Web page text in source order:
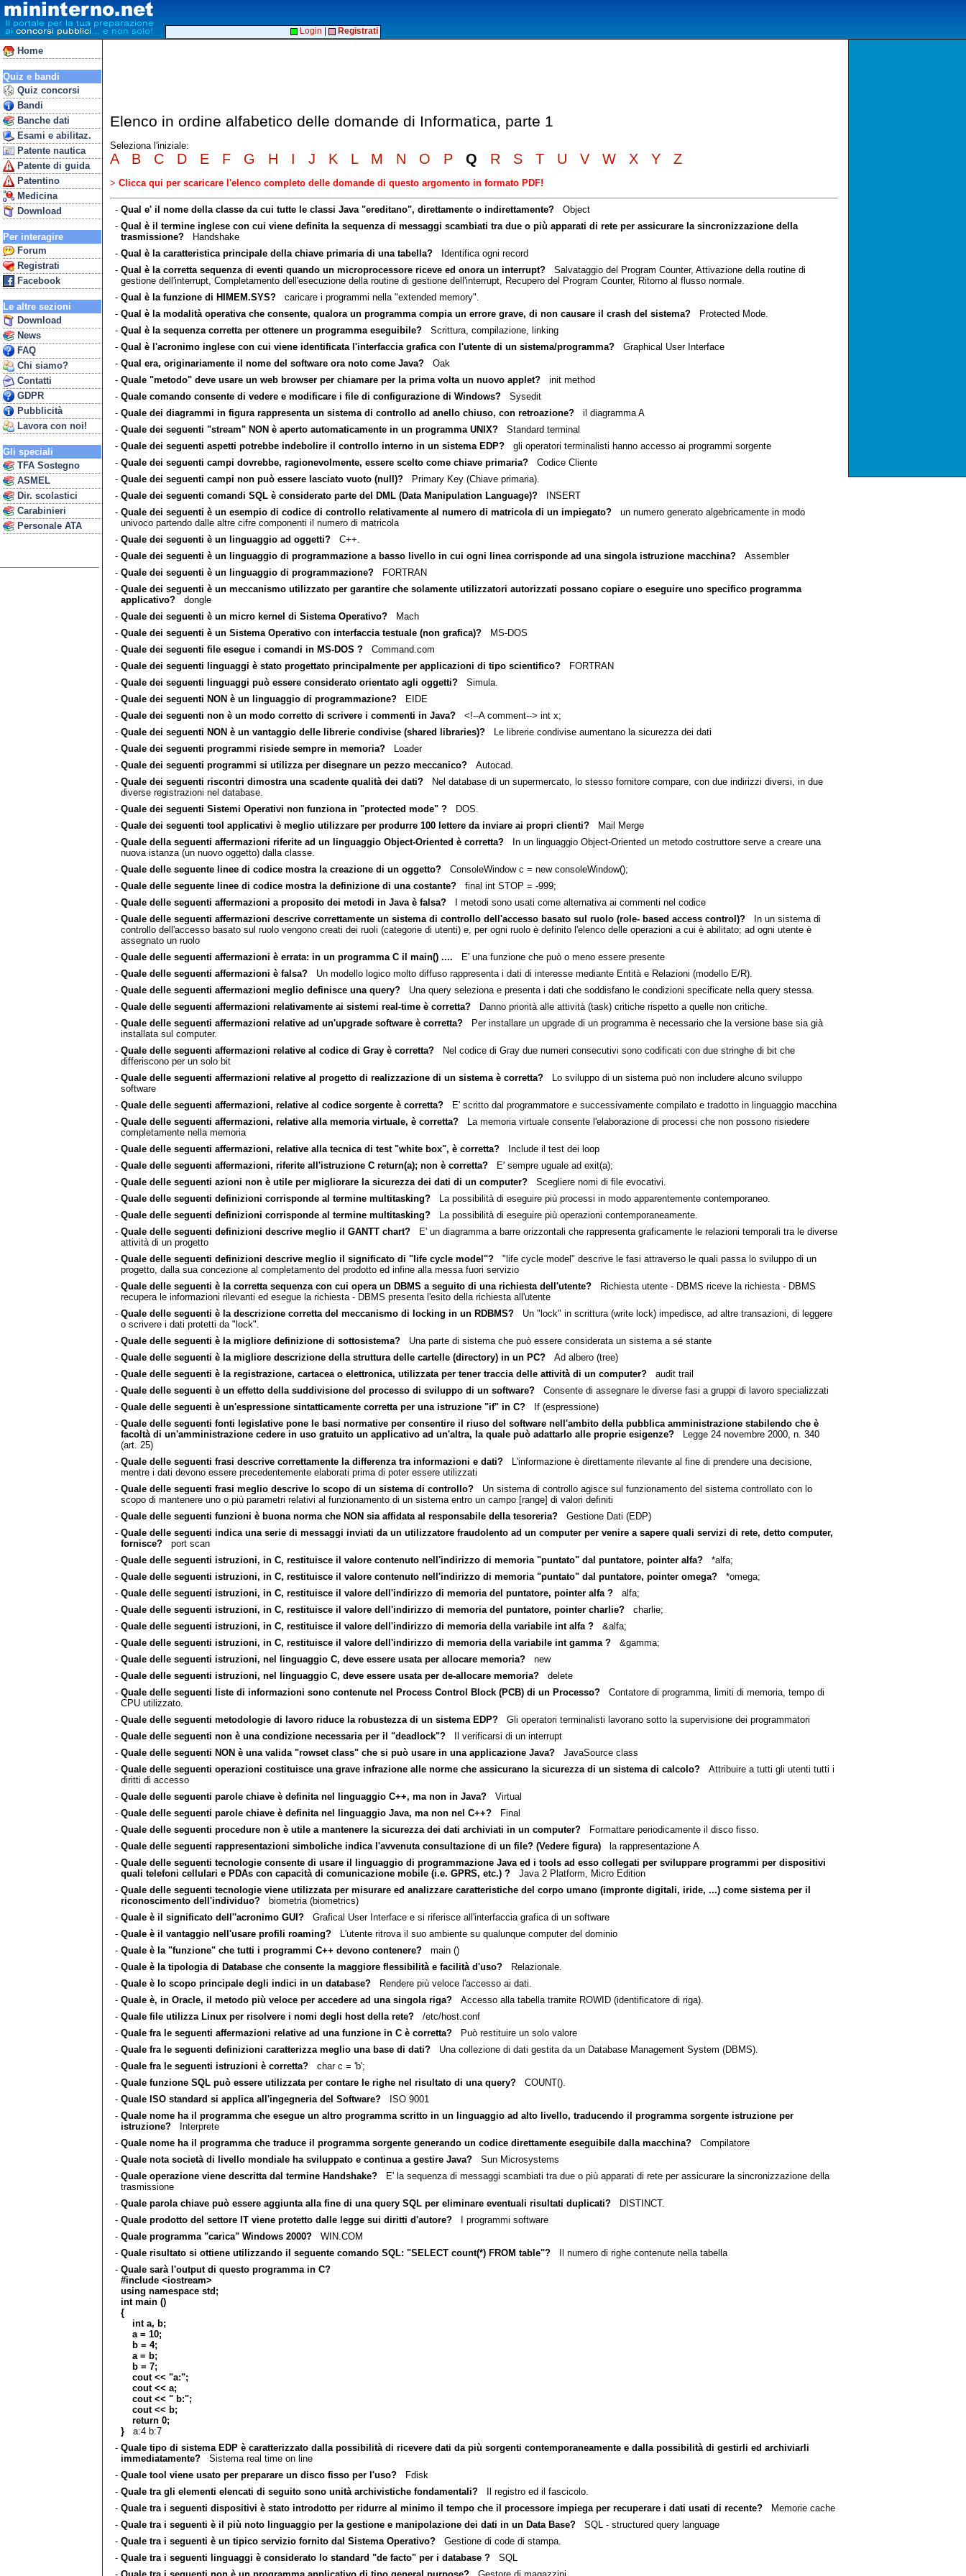
Home
Quiz e bandi
Quiz concorsi
Bandi
Banche dati
Esami e abilitaz.
Patente nautica
Patente di guida
Patentino
Medicina
Download
Per interagire
Forum
Registrati
Facebook
Le altre sezioni
Download
News
FAQ
Chi siamo?
Contatti
GDPR
Pubblicità
Lavora con noi!
Gli speciali
TFA Sostegno
ASMEL
Dir. scolastici
Carabinieri
Personale ATA
Login Registrati
Elenco in ordine alfabetico delle domande di Informatica, parte 1
Seleziona l'iniziale:
A B C D E F G H I J K L M N O P Q R S T U V W X Y Z
> Clicca qui per scaricare l'elenco completo delle domande di questo argomento in formato PDF!
- Qual e' il nome della classe da cui tutte le classi Java "ereditano", direttamente o indirettamente?Object
- Qual è il termine inglese con cui viene definita la sequenza di messaggi scambiati tra due o più apparati di rete per assicurare la sincronizzazione della
trasmissione?Handshake
- Qual è la caratteristica principale della chiave primaria di una tabella?Identifica ogni record
- Qual è la corretta sequenza di eventi quando un microprocessore riceve ed onora un interrupt?Salvataggio del Program Counter, Attivazione della routine di
gestione dell'interrupt, Completamento dell'esecuzione della routine di gestione dell'interrupt, Recupero del Program Counter, Ritorno al flusso normale.
- Qual è la funzione di HIMEM.SYS?caricare i programmi nella "extended memory".
- Qual è la modalità operativa che consente, qualora un programma compia un errore grave, di non causare il crash del sistema?Protected Mode.
- Qual è la sequenza corretta per ottenere un programma eseguibile?Scrittura, compilazione, linking
- Qual è l'acronimo inglese con cui viene identificata l'interfaccia grafica con l'utente di un sistema/programma?Graphical User Interface
- Qual era, originariamente il nome del software ora noto come Java?Oak
- Quale "metodo" deve usare un web browser per chiamare per la prima volta un nuovo applet?init method
- Quale comando consente di vedere e modificare i file di configurazione di Windows?Sysedit
- Quale dei diagrammi in figura rappresenta un sistema di controllo ad anello chiuso, con retroazione?il diagramma A
- Quale dei seguenti "stream" NON è aperto automaticamente in un programma UNIX?Standard terminal
- Quale dei seguenti aspetti potrebbe indebolire il controllo interno in un sistema EDP?gli operatori terminalisti hanno accesso ai programmi sorgente
- Quale dei seguenti campi dovrebbe, ragionevolmente, essere scelto come chiave primaria?Codice Cliente
- Quale dei seguenti campi non può essere lasciato vuoto (null)?Primary Key (Chiave primaria).
- Quale dei seguenti comandi SQL è considerato parte del DML (Data Manipulation Language)?INSERT
- Quale dei seguenti è un esempio di codice di controllo relativamente al numero di matricola di un impiegato?un numero generato algebricamente in modo
univoco partendo dalle altre cifre componenti il numero di matricola
- Quale dei seguenti è un linguaggio ad oggetti?C++.
- Quale dei seguenti è un linguaggio di programmazione a basso livello in cui ogni linea corrisponde ad una singola istruzione macchina?Assembler
- Quale dei seguenti è un linguaggio di programmazione?FORTRAN
- Quale dei seguenti è un meccanismo utilizzato per garantire che solamente utilizzatori autorizzati possano copiare o eseguire uno specifico programma
applicativo?dongle
- Quale dei seguenti è un micro kernel di Sistema Operativo?Mach
- Quale dei seguenti è un Sistema Operativo con interfaccia testuale (non grafica)?MS-DOS
- Quale dei seguenti file esegue i comandi in MS-DOS ?Command.com
- Quale dei seguenti linguaggi è stato progettato principalmente per applicazioni di tipo scientifico?FORTRAN
- Quale dei seguenti linguaggi può essere considerato orientato agli oggetti?Simula.
- Quale dei seguenti NON è un linguaggio di programmazione?EIDE
- Quale dei seguenti non è un modo corretto di scrivere i commenti in Java?<!--A comment--> int x;
- Quale dei seguenti NON è un vantaggio delle librerie condivise (shared libraries)?Le librerie condivise aumentano la sicurezza dei dati
- Quale dei seguenti programmi risiede sempre in memoria?Loader
- Quale dei seguenti programmi si utilizza per disegnare un pezzo meccanico?Autocad.
- Quale dei seguenti riscontri dimostra una scadente qualità dei dati?Nel database di un supermercato, lo stesso fornitore compare, con due indirizzi diversi, in due
diverse registrazioni nel database.
- Quale dei seguenti Sistemi Operativi non funziona in "protected mode" ?DOS.
- Quale dei seguenti tool applicativi è meglio utilizzare per produrre 100 lettere da inviare ai propri clienti?Mail Merge
- Quale della seguenti affermazioni riferite ad un linguaggio Object-Oriented è corretta?In un linguaggio Object-Oriented un metodo costruttore serve a creare una
nuova istanza (un nuovo oggetto) dalla classe.
- Quale delle seguente linee di codice mostra la creazione di un oggetto?ConsoleWindow c = new consoleWindow();
- Quale delle seguente linee di codice mostra la definizione di una costante?final int STOP = -999;
- Quale delle seguenti affermazioni a proposito dei metodi in Java è falsa?I metodi sono usati come alternativa ai commenti nel codice
- Quale delle seguenti affermazioni descrive correttamente un sistema di controllo dell'accesso basato sul ruolo (role- based access control)?In un sistema di
controllo dell'accesso basato sul ruolo vengono creati dei ruoli (categorie di utenti) e, per ogni ruolo è definito l'elenco delle operazioni a cui è abilitato; ad ogni utente è
assegnato un ruolo
- Quale delle seguenti affermazioni è errata: in un programma C il main() .... E' una funzione che può o meno essere presente
- Quale delle seguenti affermazioni è falsa?Un modello logico molto diffuso rappresenta i dati di interesse mediante Entità e Relazioni (modello E/R).
- Quale delle seguenti affermazioni meglio definisce una query?Una query seleziona e presenta i dati che soddisfano le condizioni specificate nella query stessa.
- Quale delle seguenti affermazioni relativamente ai sistemi real-time è corretta?Danno priorità alle attività (task) critiche rispetto a quelle non critiche.
- Quale delle seguenti affermazioni relative ad un'upgrade software è corretta?Per installare un upgrade di un programma è necessario che la versione base sia già
installata sul computer.
- Quale delle seguenti affermazioni relative al codice di Gray è corretta?Nel codice di Gray due numeri consecutivi sono codificati con due stringhe di bit che
differiscono per un solo bit
- Quale delle seguenti affermazioni relative al progetto di realizzazione di un sistema è corretta?Lo sviluppo di un sistema può non includere alcuno sviluppo
software
- Quale delle seguenti affermazioni, relative al codice sorgente è corretta?E' scritto dal programmatore e successivamente compilato e tradotto in linguaggio macchina
- Quale delle seguenti affermazioni, relative alla memoria virtuale, è corretta?La memoria virtuale consente l'elaborazione di processi che non possono risiedere
completamente nella memoria
- Quale delle seguenti affermazioni, relative alla tecnica di test "white box", è corretta?Include il test dei loop
- Quale delle seguenti affermazioni, riferite all'istruzione C return(a); non è corretta?E' sempre uguale ad exit(a);
- Quale delle seguenti azioni non è utile per migliorare la sicurezza dei dati di un computer?Scegliere nomi di file evocativi.
- Quale delle seguenti definizioni corrisponde al termine multitasking?La possibilità di eseguire più processi in modo apparentemente contemporaneo.
- Quale delle seguenti definizioni corrisponde al termine multitasking?La possibilità di eseguire più operazioni contemporaneamente.
- Quale delle seguenti definizioni descrive meglio il GANTT chart?E' un diagramma a barre orizzontali che rappresenta graficamente le relazioni temporali tra le diverse
attività di un progetto
- Quale delle seguenti definizioni descrive meglio il significato di "life cycle model"?"life cycle model" descrive le fasi attraverso le quali passa lo sviluppo di un
progetto, dalla sua concezione al completamento del prodotto ed infine alla messa fuori servizio
- Quale delle seguenti è la corretta sequenza con cui opera un DBMS a seguito di una richiesta dell'utente?Richiesta utente - DBMS riceve la richiesta - DBMS
recupera le informazioni rilevanti ed esegue la richiesta - DBMS presenta l'esito della richiesta all'utente
- Quale delle seguenti è la descrizione corretta del meccanismo di locking in un RDBMS?Un "lock" in scrittura (write lock) impedisce, ad altre transazioni, di leggere
o scrivere i dati protetti da "lock".
- Quale delle seguenti è la migliore definizione di sottosistema?Una parte di sistema che può essere considerata un sistema a sé stante
- Quale delle seguenti è la migliore descrizione della struttura delle cartelle (directory) in un PC?Ad albero (tree)
- Quale delle seguenti è la registrazione, cartacea o elettronica, utilizzata per tener traccia delle attività di un computer?audit trail
- Quale delle seguenti è un effetto della suddivisione del processo di sviluppo di un software?Consente di assegnare le diverse fasi a gruppi di lavoro specializzati
- Quale delle seguenti è un'espressione sintatticamente corretta per una istruzione "if" in C?If (espressione)
- Quale delle seguenti fonti legislative pone le basi normative per consentire il riuso del software nell'ambito della pubblica amministrazione stabilendo che è
facoltà di un'amministrazione cedere in uso gratuito un applicativo ad un'altra, la quale può adattarlo alle proprie esigenze?Legge 24 novembre 2000, n. 340
(art. 25)
- Quale delle seguenti frasi descrive correttamente la differenza tra informazioni e dati?L'informazione è direttamente rilevante al fine di prendere una decisione,
mentre i dati devono essere precedentemente elaborati prima di poter essere utilizzati
- Quale delle seguenti frasi meglio descrive lo scopo di un sistema di controllo?Un sistema di controllo agisce sul funzionamento del sistema controllato con lo
scopo di mantenere uno o più parametri relativi al funzionamento di un sistema entro un campo [range] di valori definiti
- Quale delle seguenti funzioni è buona norma che NON sia affidata al responsabile della tesoreria?Gestione Dati (EDP)
- Quale delle seguenti indica una serie di messaggi inviati da un utilizzatore fraudolento ad un computer per venire a sapere quali servizi di rete, detto computer,
fornisce?port scan
- Quale delle seguenti istruzioni, in C, restituisce il valore contenuto nell'indirizzo di memoria "puntato" dal puntatore, pointer alfa?*alfa;
- Quale delle seguenti istruzioni, in C, restituisce il valore contenuto nell'indirizzo di memoria "puntato" dal puntatore, pointer omega?*omega;
- Quale delle seguenti istruzioni, in C, restituisce il valore dell'indirizzo di memoria del puntatore, pointer alfa ?alfa;
- Quale delle seguenti istruzioni, in C, restituisce il valore dell'indirizzo di memoria del puntatore, pointer charlie?charlie;
- Quale delle seguenti istruzioni, in C, restituisce il valore dell'indirizzo di memoria della variabile int alfa ?&alfa;
- Quale delle seguenti istruzioni, in C, restituisce il valore dell'indirizzo di memoria della variabile int gamma ?&gamma;
- Quale delle seguenti istruzioni, nel linguaggio C, deve essere usata per allocare memoria?new
- Quale delle seguenti istruzioni, nel linguaggio C, deve essere usata per de-allocare memoria?delete
- Quale delle seguenti liste di informazioni sono contenute nel Process Control Block (PCB) di un Processo?Contatore di programma, limiti di memoria, tempo di
CPU utilizzato.
- Quale delle seguenti metodologie di lavoro riduce la robustezza di un sistema EDP?Gli operatori terminalisti lavorano sotto la supervisione dei programmatori
- Quale delle seguenti non è una condizione necessaria per il "deadlock"?Il verificarsi di un interrupt
- Quale delle seguenti NON è una valida "rowset class" che si può usare in una applicazione Java?JavaSource class
- Quale delle seguenti operazioni costituisce una grave infrazione alle norme che assicurano la sicurezza di un sistema di calcolo?Attribuire a tutti gli utenti tutti i
diritti di accesso
- Quale delle seguenti parole chiave è definita nel linguaggio C++, ma non in Java?Virtual
- Quale delle seguenti parole chiave è definita nel linguaggio Java, ma non nel C++?Final
- Quale delle seguenti procedure non è utile a mantenere la sicurezza dei dati archiviati in un computer?Formattare periodicamente il disco fisso.
- Quale delle seguenti rappresentazioni simboliche indica l'avvenuta consultazione di un file? (Vedere figura)la rappresentazione A
- Quale delle seguenti tecnologie consente di usare il linguaggio di programmazione Java ed i tools ad esso collegati per sviluppare programmi per dispositivi
quali telefoni cellulari e PDAs con capacità di comunicazione mobile (i.e. GPRS, etc.) ?Java 2 Platform, Micro Edition
- Quale delle seguenti tecnologie viene utilizzata per misurare ed analizzare caratteristiche del corpo umano (impronte digitali, iride, ...) come sistema per il
riconoscimento dell'individuo?biometria (biometrics)
- Quale è il significato dell''acronimo GUI?Grafical User Interface e si riferisce all'interfaccia grafica di un software
- Quale è il vantaggio nell'usare profili roaming?L'utente ritrova il suo ambiente su qualunque computer del dominio
- Quale è la "funzione" che tutti i programmi C++ devono contenere?main ()
- Quale è la tipologia di Database che consente la maggiore flessibilità e facilità d'uso?Relazionale.
- Quale è lo scopo principale degli indici in un database?Rendere più veloce l'accesso ai dati.
- Quale è, in Oracle, il metodo più veloce per accedere ad una singola riga?Accesso alla tabella tramite ROWID (identificatore di riga).
- Quale file utilizza Linux per risolvere i nomi degli host della rete?/etc/host.conf
- Quale fra le seguenti affermazioni relative ad una funzione in C è corretta?Può restituire un solo valore
- Quale fra le seguenti definizioni caratterizza meglio una base di dati?Una collezione di dati gestita da un Database Management System (DBMS).
- Quale fra le seguenti istruzioni è corretta?char c = 'b';
- Quale funzione SQL può essere utilizzata per contare le righe nel risultato di una query?COUNT().
- Quale ISO standard si applica all'ingegneria del Software?ISO 9001
- Quale nome ha il programma che esegue un altro programma scritto in un linguaggio ad alto livello, traducendo il programma sorgente istruzione per
istruzione?Interprete
- Quale nome ha il programma che traduce il programma sorgente generando un codice direttamente eseguibile dalla macchina?Compilatore
- Quale nota società di livello mondiale ha sviluppato e continua a gestire Java?Sun Microsystems
- Quale operazione viene descritta dal termine Handshake?E' la sequenza di messaggi scambiati tra due o più apparati di rete per assicurare la sincronizzazione della
trasmissione
- Quale parola chiave può essere aggiunta alla fine di una query SQL per eliminare eventuali risultati duplicati?DISTINCT.
- Quale prodotto del settore IT viene protetto dalle legge sui diritti d'autore?I programmi software
- Quale programma "carica" Windows 2000?WIN.COM
- Quale risultato si ottiene utilizzando il seguente comando SQL: "SELECT count(*) FROM table"?Il numero di righe contenute nella tabella
- Quale sarà l'output di questo programma in C?
#include <iostream>
using namespace std;
int main ()
{
int a, b;
a = 10;
b = 4;
a = b;
b = 7;
cout << "a:";
cout << a;
cout << " b:";
cout << b;
return 0;
}a:4 b:7
- Quale tipo di sistema EDP è caratterizzato dalla possibilità di ricevere dati da più sorgenti contemporaneamente e dalla possibilità di gestirli ed archiviarli
immediatamente?Sistema real time on line
- Quale tool viene usato per preparare un disco fisso per l'uso?Fdisk
- Quale tra gli elementi elencati di seguito sono unità archivistiche fondamentali?Il registro ed il fascicolo.
- Quale tra i seguenti dispositivi è stato introdotto per ridurre al minimo il tempo che il processore impiega per recuperare i dati usati di recente?Memorie cache
- Quale tra i seguenti è il più noto linguaggio per la gestione e manipolazione dei dati in un Data Base?SQL - structured query language
- Quale tra i seguenti è un tipico servizio fornito dal Sistema Operativo?Gestione di code di stampa.
- Quale tra i seguenti linguaggi è considerato lo standard "de facto" per i database ?SQL